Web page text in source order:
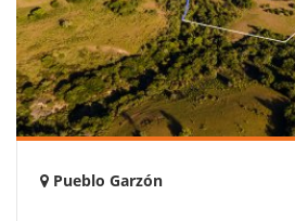
Pueblo Garzón